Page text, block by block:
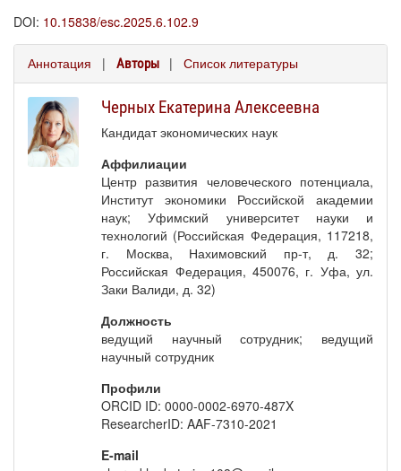
DOI: 10.15838/esc.2025.6.102.9
Аннотация | Авторы | Список литературы
Черных Екатерина Алексеевна
Кандидат экономических наук
Аффилиации
Центр развития человеческого потенциала,
Институт экономики Российской академии
наук; Уфимский университет науки и
технологий (Российская Федерация, 117218,
г. Москва, Нахимовский пр-т, д. 32;
Российская Федерация, 450076, г. Уфа, ул.
Заки Валиди, д. 32)
Должность
ведущий научный сотрудник; ведущий
научный сотрудник
Профили
ORCID ID: 0000-0002-6970-487X
ResearcherID: AAF-7310-2021
E-mail